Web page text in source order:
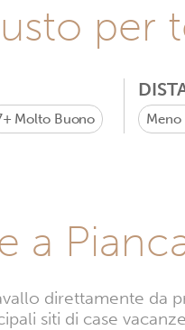
per
Molto Buono Meno
a
direttamente da
siti di case